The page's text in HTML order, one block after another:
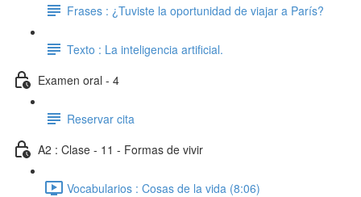
Frases : ¿Tuviste la oportunidad de viajar a París?
Texto : La inteligencia artificial.
Examen oral - 4
Reservar cita
A2 : Clase - 11 - Formas de vivir
Vocabularios : Cosas de la vida (8:06)